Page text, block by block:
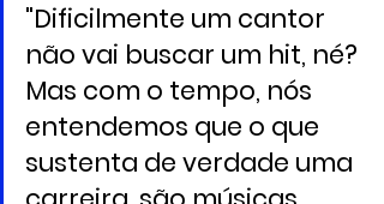
"Dificilmente um cantor
não vai buscar um hit, né?
Mas com o tempo, nós
entendemos que o que
sustenta de verdade uma